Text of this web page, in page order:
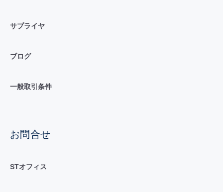
サプライヤ
ブログ
一般取引条件
お問合せ
STオフィス